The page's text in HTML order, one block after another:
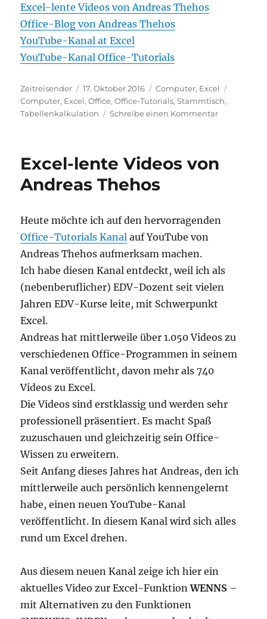
Excel-lente Videos von Andreas Thehos
Office-Blog von Andreas Thehos
YouTube-Kanal at Excel
YouTube-Kanal Office-Tutorials
Autor
Zeitreisender
Veröffentlicht
am
17. Oktober 2016 Kategorien
Computer, Excel
Computer, Excel,Office,Office-Tutorials,Stammtisch,
Tabellenkalkulation
Schreibe einen Kommentarzu
Stammtisch
und
Excel-lente Videos von
Andreas Thehos
Heute möchte ich auf den hervorragenden
Office-Tutorials Kanal auf YouTube von
Andreas Thehos aufmerksam machen.
Ich habe diesen Kanal entdeckt, weil ich als
(nebenberuflicher) EDV-Dozent seit vielen
Jahren EDV-Kurse leite, mit Schwerpunkt
Excel.
Andreas hat mittlerweile über 1.050 Videos zu
verschiedenen Office-Programmen in seinem
Kanal veröffentlicht, davon mehr als 740
Videos zu Excel.
Die Videos sind erstklassig und werden sehr
professionell präsentiert. Es macht Spaß
zuzuschauen und gleichzeitig sein Office-
Wissen zu erweitern.
Seit Anfang dieses Jahres hat Andreas, den ich
mittlerweile auch persönlich kennengelernt
habe, einen neuen YouTube-Kanal
veröffentlicht. In diesem Kanal wird sich alles
rund um Excel drehen.
Aus diesem neuen Kanal zeige ich hier ein
aktuelles Video zur Excel-FunktionWENNS –
mit Alternativen zu den Funktionen